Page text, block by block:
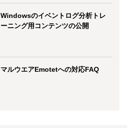
Windowsのイベントログ分析トレ
ーニング用コンテンツの公開
マルウエアEmotetへの対応FAQ